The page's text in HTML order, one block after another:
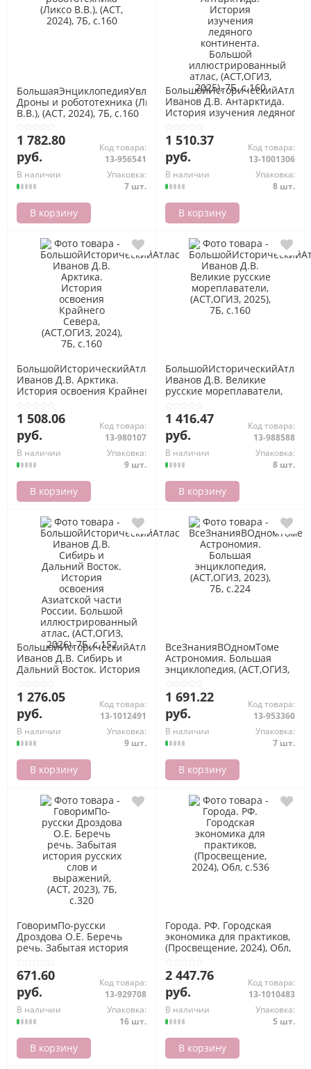
БольшаяЭнциклопедияУвлечений
Дроны и робототехника (Ликсо
В.В.), (АСТ, 2024), 7Б, c.160
1 782.80
руб.
Код товара:
13-956541
В наличии
Упаковка:
7 шт.
В корзину
БольшойИсторическийАтлас
Иванов Д.В. Антарктида.
История изучения ледяного
иллюстрированный атлас,
(АСТ,ОГИЗ, 2025), 7Б, c.160
1 510.37
руб.
Код товара:
13-1001306
В наличии
Упаковка:
8 шт.
В корзину
БольшойИсторическийАтлас
Иванов Д.В. Арктика.
История освоения Крайнего
c.160
1 508.06
руб.
Код товара:
13-980107
В наличии
Упаковка:
9 шт.
В корзину
БольшойИсторическийАтлас
Иванов Д.В. Великие
русские мореплаватели,
1 416.47
руб.
Код товара:
13-988588
В наличии
Упаковка:
8 шт.
В корзину
БольшойИсторическийАтлас
Иванов Д.В. Сибирь и
Дальний Восток. История
России. Большой
иллюстрированный атлас,
(АСТ,ОГИЗ, 2026), 7Б, c.152
1 276.05
руб.
Код товара:
13-1012491
В наличии
Упаковка:
9 шт.
В корзину
ВсеЗнанияВОдномТоме
Астрономия. Большая
энциклопедия, (АСТ,ОГИЗ,
1 691.22
руб.
Код товара:
13-953360
В наличии
Упаковка:
7 шт.
В корзину
ГоворимПо-русски
Дроздова О.Е. Беречь
речь. Забытая история
выражений, (АСТ, 2023),
7Б, c.320
671.60
руб.
Код товара:
13-929708
В наличии
Упаковка:
16 шт.
В корзину
Города. РФ. Городская
экономика для практиков,
(Просвещение, 2024), Обл,
2 447.76
руб.
Код товара:
13-1010483
В наличии
Упаковка:
5 шт.
В корзину